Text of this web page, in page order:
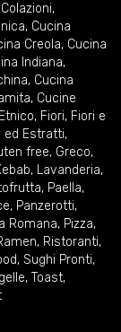
Colazioni,
, Cucina
Creola, Cucina
Indiana,
, Cucina
, Cucine
Etnico, Fiori, Fiori e
ed Estratti,
free, Greco,
, Lavanderia,
, Paella,
, Panzerotti,
Romana, Pizza,
, Ristoranti,
, Sughi Pronti,
, Toast,